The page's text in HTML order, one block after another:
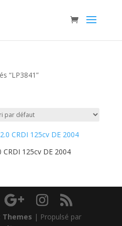
“LP3841”
CRDI 125cv DE 2004
Themes | Propulsé par